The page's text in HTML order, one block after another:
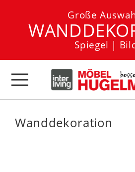
Große
Spiegel |
Wanddekoration